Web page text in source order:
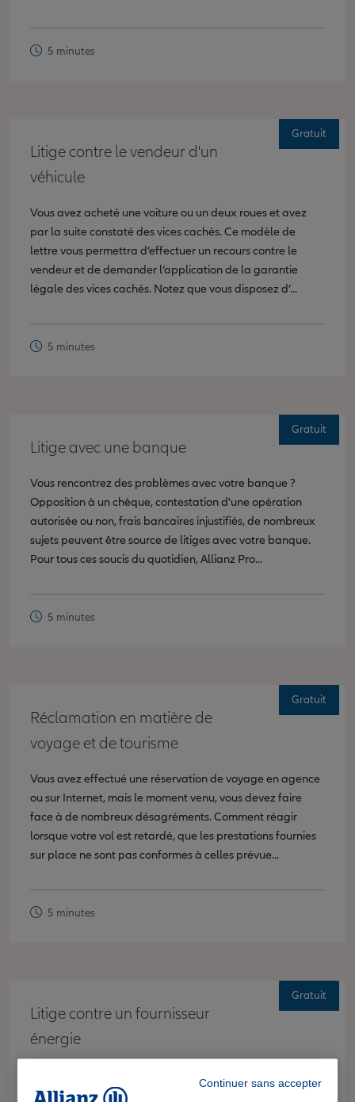
5 minutes
Litige contre le vendeur d'un
véhicule
Vous avez acheté une voiture ou un deux roues et avez
par la suite constaté des vices cachés. Ce modèle de
lettre vous permettra d’effectuer un recours contre le
vendeur et de demander l’application de la garantie
légale des vices cachés. Notez que vous disposez d’...
5 minutes
Gratuit
Litige avec une banque
Vous rencontrez des problèmes avec votre banque ?
Opposition à un chèque, contestation d'une opération
autorisée ou non, frais bancaires injustifiés, de nombreux
sujets peuvent être source de litiges avec votre banque.
Pour tous ces soucis du quotidien, Allianz Pro...
5 minutes
Gratuit
Réclamation en matière de
voyage et de tourisme
Vous avez effectué une réservation de voyage en agence
ou sur Internet, mais le moment venu, vous devez faire
face à de nombreux désagréments. Comment réagir
lorsque votre vol est retardé, que les prestations fournies
sur place ne sont pas conformes à celles prévue...
5 minutes
Gratuit
Litige contre un fournisseur
énergie
? Vous contestez une facture, de gaz ou d’électricité, trop
Gratuit
Continuer sans accepter